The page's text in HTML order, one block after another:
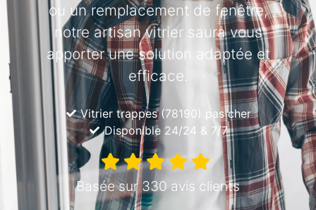
ou un remplacement de fenêtre,
notre artisan vitrier saura vous
apporter une solution adaptée et
efficace.
Vitrier trappes (78190) pas cher
Disponible 24/24 & 7/7
Basée sur 330 avis clients